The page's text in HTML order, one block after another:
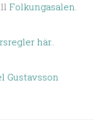
Folkungasalen.
här..
Gustavsson